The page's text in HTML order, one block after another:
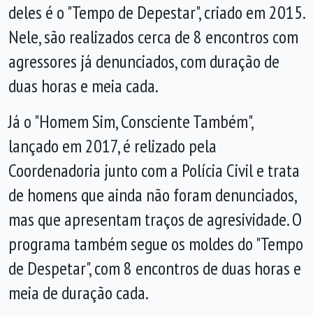
deles é o "Tempo de Depestar", criado em 2015.
Nele, são realizados cerca de 8 encontros com
agressores já denunciados, com duração de
duas horas e meia cada.
Já o "Homem Sim, Consciente Também",
lançado em 2017, é relizado pela
Coordenadoria junto com a Polícia Civil e trata
de homens que ainda não foram denunciados,
mas que apresentam traços de agresividade. O
programa também segue os moldes do "Tempo
de Despetar", com 8 encontros de duas horas e
meia de duração cada.